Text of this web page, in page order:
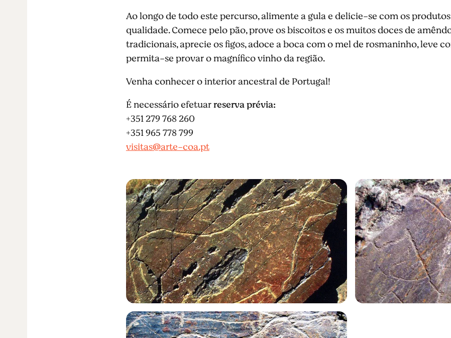
Ao longo de todo este percurso, alimente a gula e delicie-se com os
qualidade. Comece pelo pão, prove os biscoitos e os muitos doces de
tradicionais, aprecie os figos, adoce a boca com o mel de rosmaninho, leve
permita-se provar o magnífico vinho da região.
Venha conhecer o interior ancestral de Portugal!
É necessário efetuarreserva prévia:
+351 279 768 260
+351 965 778 799
visitas@arte-coa.pt